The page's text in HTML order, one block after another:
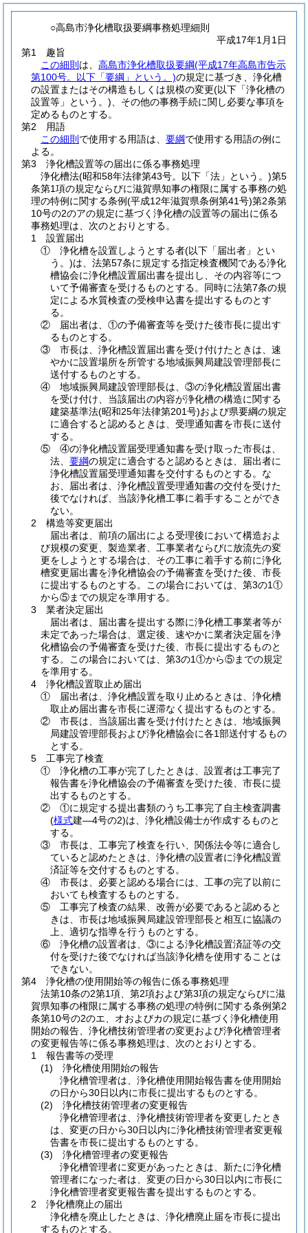
○高島市浄化槽取扱要綱事務処理細則
平成17年1月1日
第1 趣旨
この細則 は、 高島市浄化槽取扱要綱(平成17年高島市告示
第100号。以下「要綱」という。)の規定に基づき、浄化槽
の設置またはその構造もしくは規模の変更(以下「浄化槽の
設置等」という。) 、その他の事務手続に関し必要な事項を
定めるものとする。
第2 用語
この細則 で使用する用語は、 要綱で使用する用語の例に
よる。
第3 浄化槽設置等の届出に係る事務処理
浄化槽法(昭和58年法律第43号。以下「法」という。)第5
条第1項の規定ならびに滋賀県知事の権限に属する事務の処
理の特例に関する条例(平成12年滋賀県条例第41号)第2条第
10号の2のアの規定に基づく浄化槽の設置等の届出に係る
事務処理は、次のとおりとする。
1 設置届出
① 浄化槽を設置しようとする者(以下「届出者」とい
う。)は、法第57条に規定する指定検査機関である浄化
槽協会に浄化槽設置届出書を提出し、その内容等につ
いて予備審査を受けるものとする。同時に法第7条の規
定による水質検査の受検申込書を提出するものとす
る。
② 届出者は、①の予備審査等を受けた後市長に提出す
るものとする。
③ 市長は、浄化槽設置届出書を受け付けたときは、速
やかに設置場所を所管する地域振興局建設管理部長に
送付するものとする。
④ 地域振興局建設管理部長は、③の浄化槽設置届出書
を受け付け、当該届出の内容が浄化槽の構造に関する
建築基準法(昭和25年法律第201号)および県要綱の規定
に適合すると認めるときは、受理通知書を市長に送付
する。
⑤ ④の浄化槽設置届受理通知書を受け取った市長は、
法、 要綱の規定に適合すると認めるときは、届出者に
浄化槽設置届受理通知書を交付するものとする。な
お、届出者は、浄化槽設置受理通知書の交付を受けた
後でなければ、当該浄化槽工事に着手することができ
ない。
2 構造等変更届出
届出者は、前項の届出による受理後において構造およ
び規模の変更、製造業者、工事業者ならびに放流先の変
更をしようとする場合は、その工事に着手する前に浄化
槽変更届出書を浄化槽協会の予備審査を受けた後、市長
に提出するものとする。この場合においては、第3の1①
から⑤までの規定を準用する。
3 業者決定届出
届出者は、届出書を提出する際に浄化槽工事業者等が
未定であった場合は、選定後、速やかに業者決定届を浄
化槽協会の予備審査を受けた後、市長に提出するものと
する。この場合においては、第3の1①から⑤までの規定
を準用する。
4 浄化槽設置取止め届出
① 届出者は、浄化槽設置を取り止めるときは、浄化槽
取止め届出書を市長に遅滞なく提出するものとする。
② 市長は、当該届出書を受け付けたときは、地域振興
局建設管理部長および浄化槽協会に各1部送付するもの
とする。
5 工事完了検査
① 浄化槽の工事が完了したときは、設置者は工事完了
報告書を浄化槽協会の予備審査を受けた後、市長に提
出するものとする。
② ①に規定する提出書類のうち工事完了自主検査調書
(様式建―4号の2)は、浄化槽設備士が作成するものと
する。
③ 市長は、工事完了検査を行い、関係法令等に適合し
ていると認めたときは、浄化槽の設置者に浄化槽設置
済証等を交付するものとする。
④ 市長は、必要と認める場合には、工事の完了以前に
おいても検査するものとする。
⑤ 工事完了検査の結果、改善が必要であると認めると
きは、市長は地域振興局建設管理部長と相互に協議の
上、適切な指導を行うものとする。
⑥ 浄化槽の設置者は、③による浄化槽設置済証等の交
付を受けた後でなければ当該浄化槽を使用することは
できない。
第4 浄化槽の使用開始等の報告に係る事務処理
法第10条の2第1項、第2項および第3項の規定ならびに滋
賀県知事の権限に属する事務の処理の特例に関する条例第2
条第10号の2のエ、オおよびカの規定に基づく浄化槽使用
開始の報告、浄化槽技術管理者の変更および浄化槽管理者
の変更報告等に係る事務処理は、次のとおりとする。
1 報告書等の受理
(1) 浄化槽使用開始の報告
浄化槽管理者は、浄化槽使用開始報告書を使用開始
の日から30日以内に市長に提出するものとする。
(2) 浄化槽技術管理者の変更報告
浄化槽管理者は、浄化槽技術管理者を変更したとき
は、変更の日から30日以内に浄化槽技術管理者変更報
告書を市長に提出するものとする。
(3) 浄化槽管理者の変更報告
浄化槽管理者に変更があったときは、新たに浄化槽
管理者になった者は、変更の日から30日以内に市長に
浄化槽管理者変更報告書を提出するものとする。
2 浄化槽廃止の届出
浄化槽を廃止したときは、浄化槽廃止届を市長に提出
するものとする。